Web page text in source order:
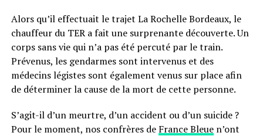
Alors qu’il effectuait le trajet La Rochelle Bordeaux, le
chauffeur du TER a fait une surprenante découverte. Un
corps sans vie qui n’a pas été percuté par le train.
Prévenus, les gendarmes sont intervenus et des
médecins légistes sont également venus sur place afin
de déterminer la cause de la mort de cette personne.
S’agit-il d’un meurtre, d’un accident ou d’un suicide ?
Pour le moment, nos confrères de France Bleuen’ont